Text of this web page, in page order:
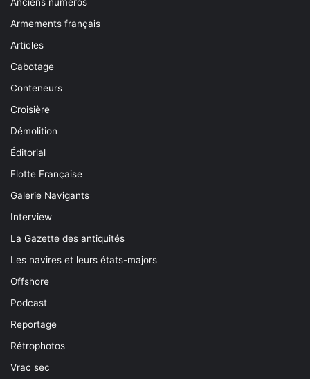
Armements français
Articles
Cabotage
Conteneurs
Croisière
Démolition
Éditorial
Flotte Française
Galerie Navigants
Interview
La Gazette des antiquités
Les navires et leurs états-majors
Offshore
Podcast
Reportage
Rétrophotos
Vrac sec